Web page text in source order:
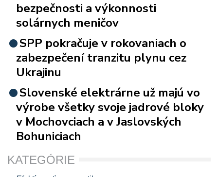
bezpečnosti a výkonnosti
solárnych meničov
SPP pokračuje v rokovaniach o
zabezpečení tranzitu plynu cez
Ukrajinu
Slovenské elektrárne už majú vo
výrobe všetky svoje jadrové bloky
v Mochovciach a v Jaslovských
Bohuniciach
KATEGÓRIE